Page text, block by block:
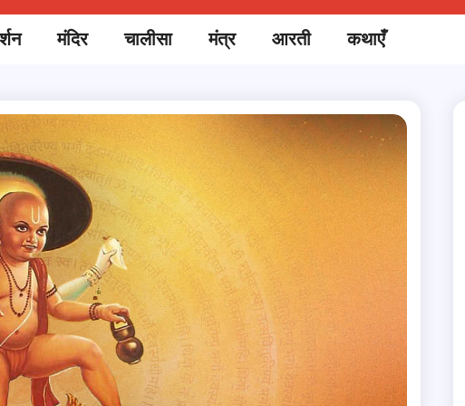
मंदिर चालीसा मंत्र आरती कथाएँ